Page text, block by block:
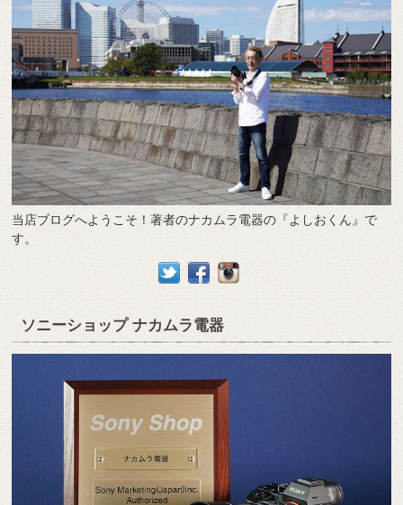
当店ブログへようこそ！著者のナカムラ電器の『よしおくん』で
す。
ソニーショップ ナカムラ電器